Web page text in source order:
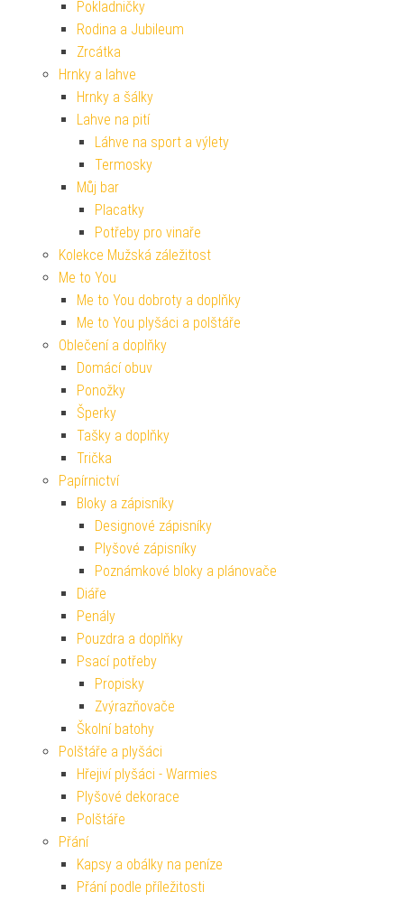
Pokladničky
Rodina a Jubileum
Zrcátka
Hrnky a lahve
Hrnky a šálky
Lahve na pití
Láhve na sport a výlety
Termosky
Můj bar
Placatky
Potřeby pro vinaře
Kolekce Mužská záležitost
Me to You
Me to You dobroty a doplňky
Me to You plyšáci a polštáře
Oblečení a doplňky
Domácí obuv
Ponožky
Šperky
Tašky a doplňky
Trička
Papírnictví
Bloky a zápisníky
Designové zápisníky
Plyšové zápisníky
Poznámkové bloky a plánovače
Diáře
Penály
Pouzdra a doplňky
Psací potřeby
Propisky
Zvýrazňovače
Školní batohy
Polštáře a plyšáci
Hřejiví plyšáci - Warmies
Plyšové dekorace
Polštáře
Přání
Kapsy a obálky na peníze
Přání podle příležitosti